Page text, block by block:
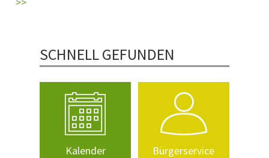
SCHNELL GEFUNDEN
Kalender Bürgerservice